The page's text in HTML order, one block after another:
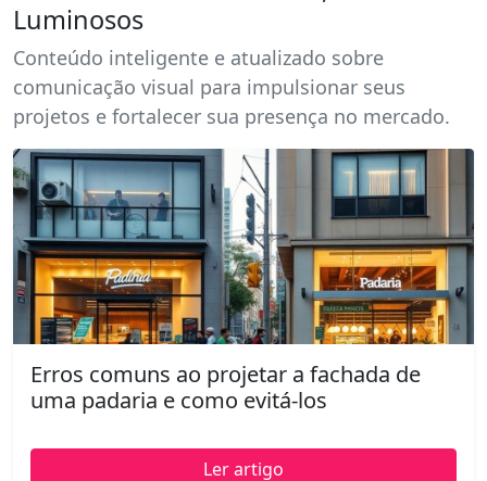
Luminosos
Conteúdo inteligente e atualizado sobre
comunicação visual para impulsionar seus
projetos e fortalecer sua presença no mercado.
Erros comuns ao projetar a fachada de
uma padaria e como evitá-los
Ler artigo